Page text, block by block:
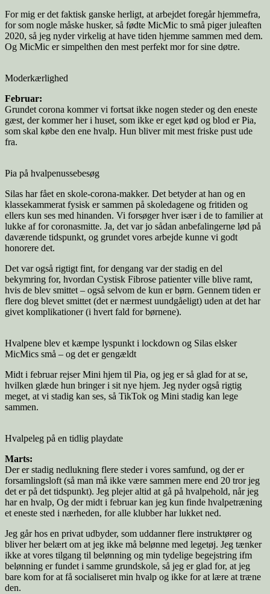
For mig er det faktisk ganske herligt, at arbejdet foregår hjemmefra,
for som nogle måske husker, så fødte MicMic to små piger juleaften
2020, så jeg nyder virkelig at have tiden hjemme sammen med dem.
Og MicMic er simpelthen den mest perfekt mor for sine døtre.
Moderkærlighed
Februar:
Grundet corona kommer vi fortsat ikke nogen steder og den eneste
gæst, der kommer her i huset, som ikke er eget kød og blod er Pia,
som skal købe den ene hvalp. Hun bliver mit mest friske pust ude
fra.
Pia på hvalpenussebesøg
Silas har fået en skole-corona-makker. Det betyder at han og en
klassekammerat fysisk er sammen på skoledagene og fritiden og
ellers kun ses med hinanden. Vi forsøger hver især i de to familier at
lukke af for coronasmitte. Ja, det var jo sådan anbefalingerne lød på
daværende tidspunkt, og grundet vores arbejde kunne vi godt
honorere det.
Det var også rigtigt fint, for dengang var der stadig en del
bekymring for, hvordan Cystisk Fibrose patienter ville blive ramt,
hvis de blev smittet – også selvom de kun er børn. Gennem tiden er
flere dog blevet smittet (det er nærmest uundgåeligt) uden at det har
givet komplikationer (i hvert fald for børnene).
Hvalpene blev et kæmpe lyspunkt i lockdown og Silas elsker
MicMics små – og det er gengældt
Midt i februar rejser Mini hjem til Pia, og jeg er så glad for at se,
hvilken glæde hun bringer i sit nye hjem. Jeg nyder også rigtig
meget, at vi stadig kan ses, så TikTok og Mini stadig kan lege
sammen.
Hvalpeleg på en tidlig playdate
Marts:
Der er stadig nedlukning flere steder i vores samfund, og der er
forsamlingsloft (så man må ikke være sammen mere end 20 tror jeg
det er på det tidspunkt). Jeg plejer altid at gå på hvalpehold, når jeg
har en hvalp, Og der midt i februar kan jeg kun finde hvalpetræning
et eneste sted i nærheden, for alle klubber har lukket ned.
Jeg går hos en privat udbyder, som uddanner flere instruktører og
bliver her belært om at jeg ikke må belønne med legetøj. Jeg tænker
ikke at vores tilgang til belønning og min tydelige begejstring ifm
belønning er fundet i samme grundskole, så jeg er glad for, at jeg
bare kom for at få socialiseret min hvalp og ikke for at lære at træne
den.